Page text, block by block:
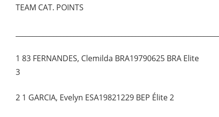
TEAM CAT. POINTS
1 83 FERNANDES, Clemilda BRA19790625 BRA Elite
3
2 1 GARCIA, Evelyn ESA19821229 BEP Élite 2